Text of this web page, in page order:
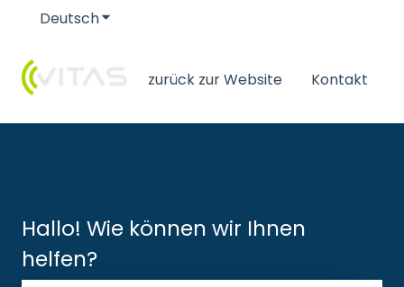
DeutschUntermenü für Übersetzungen anzeigen
zurück zur Website Kontakt
Hallo! Wie können wir Ihnen
helfen?